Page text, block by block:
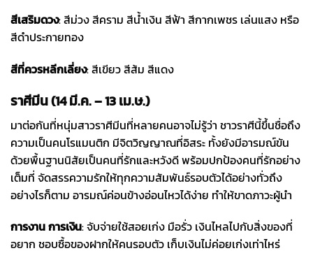
สีเสริมดวง: สีม่วง สีคราม สีน้ำเงิน สีฟ้า สีกากเพชร เล่นแสง หรือ
สีดำประกายทอง
สีที่ควรหลีกเลี่ยง: สีเขียว สีส้ม สีแดง
ราศีมีน (14 มี.ค. – 13 เม.ษ.)
มาต่อกันที่หนุ่มสาวราศีมีนที่หลายคนอาจไม่รู้ว่า ชาวราศีนี้ขึ้นชื่อถึง
ความเป็นคนโรแมนติก มีจิตวิญญาณที่อิสระ ทั้งยังมีอารมณ์ขัน
ด้วยพื้นฐานนิสัยเป็นคนที่รักและหวังดี พร้อมปกป้องคนที่รักอย่าง
เต็มที่ จัดสรรความรักให้ทุกความสัมพันธ์รอบตัวได้อย่างทั่วถึง
อย่างไรก็ตาม อารมณ์ค่อนข้างอ่อนไหวได้ง่าย ทำให้ขาดภาวะผู้นำ
การงาน การเงิน: จับจ่ายใช้สอยเก่ง มือรั่ว เงินไหลไปกับสิ่งของที่
อยาก ชอบซื้อของฝากให้คนรอบตัว เก็บเงินไม่ค่อยเก่งเท่าไหร่